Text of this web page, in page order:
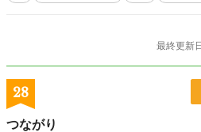
最終更新
28
つながり